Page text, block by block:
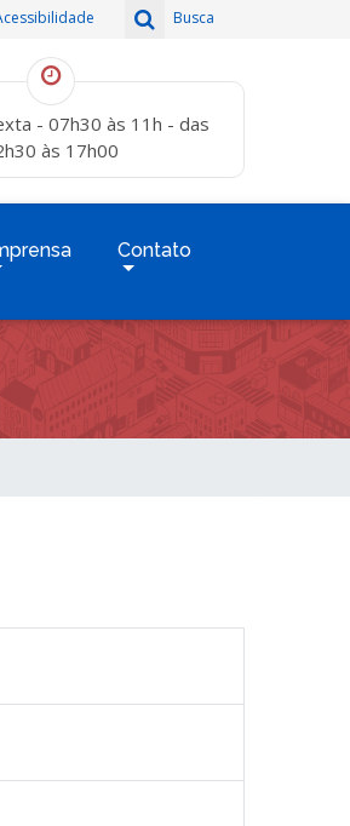
Busca
- 07h30 às 11h - das
às 17h00
Contato